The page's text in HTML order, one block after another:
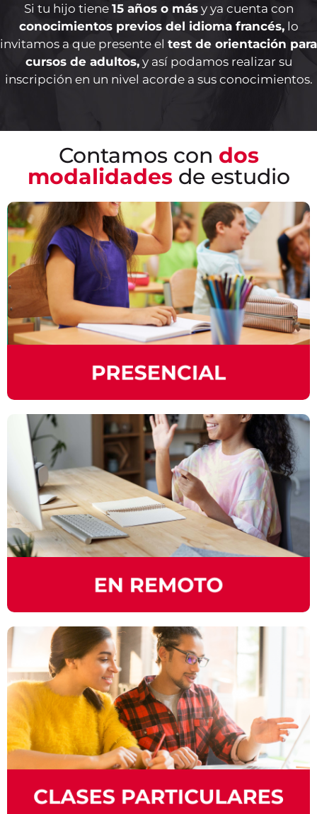
Si tu hijo tiene 15 años o másy ya cuenta con
conocimientos previos del idioma francés,lo
invitamos a que presente el test de orientación para
cursos de adultos,y así podamos realizar su
inscripción en un nivel acorde a sus conocimientos.
Contamos con dos
modalidadesde estudio
PRESENCIAL
eficaz para el aprendizaje del idioma.
EN REMOTO
Estos cursos ofrecen flexibilidad de interactuar
con personas de diversas ubicaciones
geográficas y culturas, enriqueciendo tu
experiencia educativa y facilitando el proceso
dominio en el idioma.
CLASES PARTICULARES
Contamos con profesores altamente
capacitados para que tomes tus clases
personalizadas de manera individual o